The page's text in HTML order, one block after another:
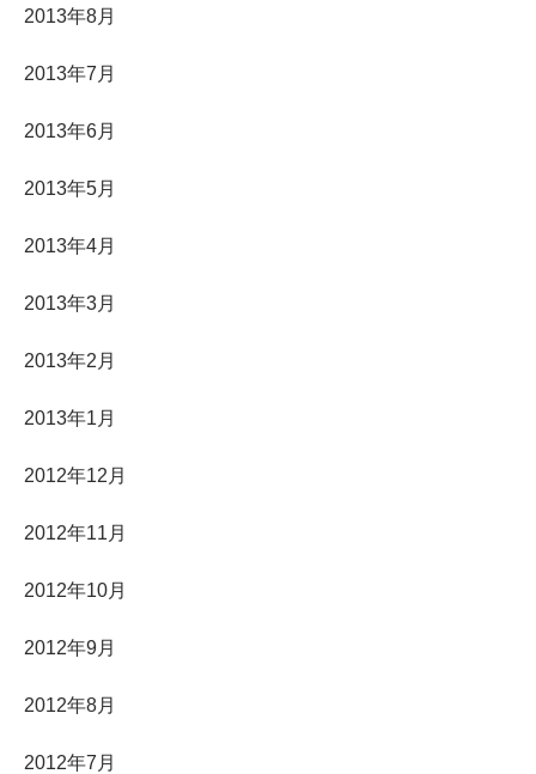
2013年8月
2013年7月
2013年6月
2013年5月
2013年4月
2013年3月
2013年2月
2013年1月
2012年12月
2012年11月
2012年10月
2012年9月
2012年8月
2012年7月